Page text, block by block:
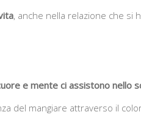
, anche nella relazione che si
e mente ci assistono nello
del mangiare attraverso il